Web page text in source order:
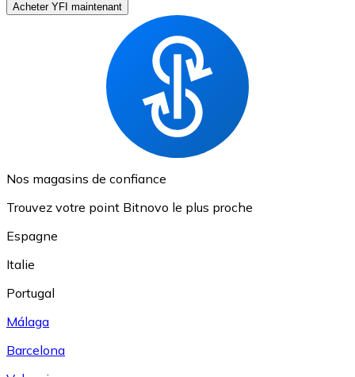
Acheter YFI maintenant
Nos magasins de confiance
Trouvez votre point Bitnovo le plus proche
Espagne
Italie
Portugal
Málaga
Barcelona